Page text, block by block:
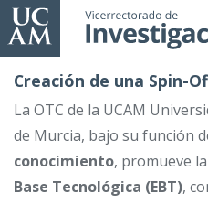
Skip
to
content
Creación de una Spin-
La OTC de la UCAM
de Murcia, bajo su función
conocimiento, promueve
Base Tecnológica (EBT),